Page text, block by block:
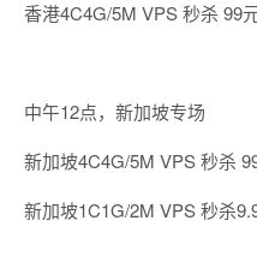
香港4C4G/5M VPS秒杀 99
中午12点，新加坡专场
新加坡4C4G/5M VPS秒杀
新加坡1C1G/2M VPS秒杀